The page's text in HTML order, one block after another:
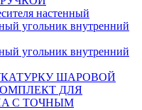
настенный
угольник внутренний
угольник внутренний
ШАРОВОЙ
ДЛЯ
С ТОЧНЫМ